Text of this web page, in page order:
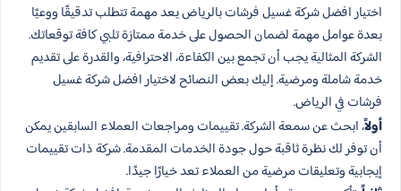
اختيار افضل شركة غسيل فرشات بالرياض يعد مهمة تتطلب تدقيقًا ووعيًا
بعدة عوامل مهمة لضمان الحصول على خدمة ممتازة تلبي كافة توقعاتك.
الشركة المثالية يجب أن تجمع بين الكفاءة، الاحترافية، والقدرة على تقديم
خدمة شاملة ومرضية. إليك بعض النصائح لاختيار افضل شركة غسيل
فرشات في الرياض.
أولاً، ابحث عن سمعة الشركة. تقييمات ومراجعات العملاء السابقين يمكن
أن توفر لك نظرة ثاقبة حول جودة الخدمات المقدمة. شركة ذات تقييمات
إيجابية وتعليقات مرضية من العملاء تعد خيارًا جيدًا.